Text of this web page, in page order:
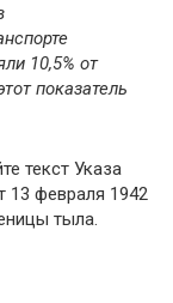
10,5% от
показатель
текст Указа
13 февраля 1942
тыла.